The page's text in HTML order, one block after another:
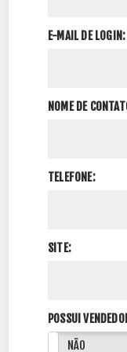
E-MAIL DE LOGIN:
NOME DE
TELEFONE:
SITE:
POSSUI
NÃO